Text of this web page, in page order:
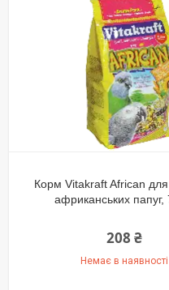
Корм Vitakraft African
африканських папуг,
208 ₴
Немає в наявності